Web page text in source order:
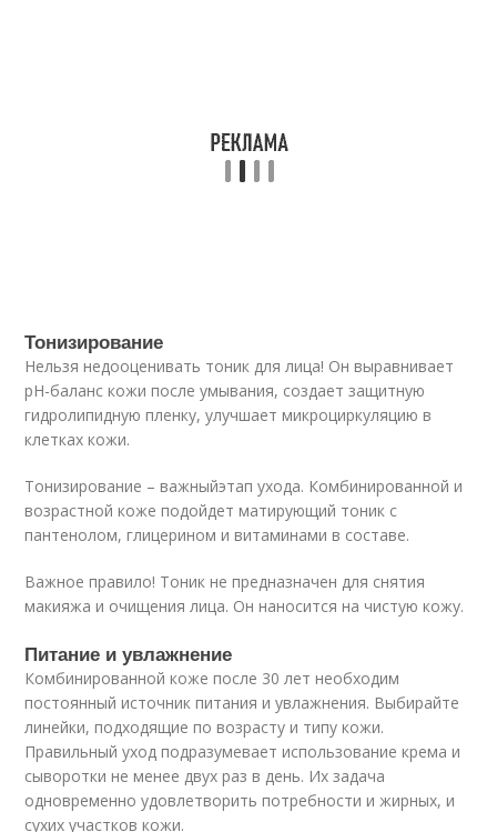
Тонизирование
Нельзя недооценивать тоник для лица! Он выравнивает
pH-баланс кожи после умывания, создает защитную
гидролипидную пленку, улучшает микроциркуляцию в
клетках кожи.
Тонизирование – важныйэтап ухода. Комбинированной и
возрастной коже подойдет матирующий тоник с
пантенолом, глицерином и витаминами в составе.
Важное правило! Тоник не предназначен для снятия
макияжа и очищения лица. Он наносится на чистую кожу.
Питание и увлажнение
Комбинированной коже после 30 лет необходим
постоянный источник питания и увлажнения. Выбирайте
линейки, подходящие по возрасту и типу кожи.
Правильный уход подразумевает использование крема и
сыворотки не менее двух раз в день. Их задача
одновременно удовлетворить потребности и жирных, и
сухих участков кожи.